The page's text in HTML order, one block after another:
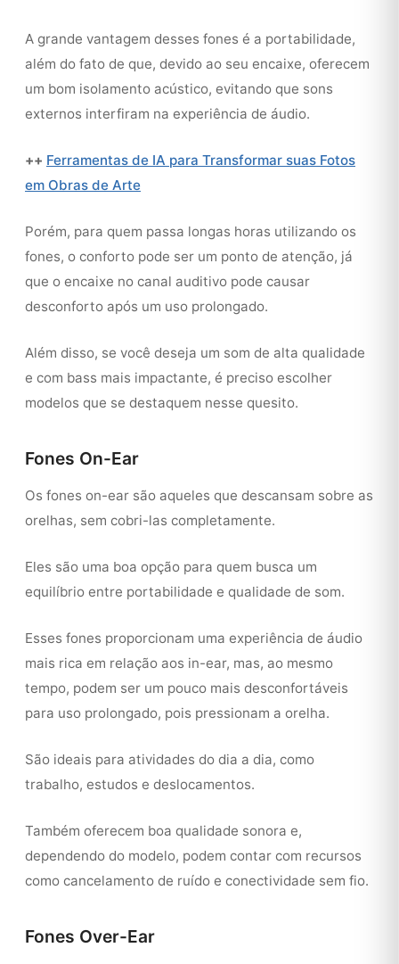
A grande vantagem desses fones é a portabilidade,
além do fato de que, devido ao seu encaixe, oferecem
um bom isolamento acústico, evitando que sons
externos interfiram na experiência de áudio.
++ Ferramentas de IA para Transformar suas Fotos
em Obras de Arte
Porém, para quem passa longas horas utilizando os
fones, o conforto pode ser um ponto de atenção, já
que o encaixe no canal auditivo pode causar
desconforto após um uso prolongado.
Além disso, se você deseja um som de alta qualidade
e com bass mais impactante, é preciso escolher
modelos que se destaquem nesse quesito.
Fones On-Ear
Os fones on-ear são aqueles que descansam sobre as
orelhas, sem cobri-las completamente.
Eles são uma boa opção para quem busca um
equilíbrio entre portabilidade e qualidade de som.
Esses fones proporcionam uma experiência de áudio
mais rica em relação aos in-ear, mas, ao mesmo
tempo, podem ser um pouco mais desconfortáveis
para uso prolongado, pois pressionam a orelha.
São ideais para atividades do dia a dia, como
trabalho, estudos e deslocamentos.
Também oferecem boa qualidade sonora e,
dependendo do modelo, podem contar com recursos
como cancelamento de ruído e conectividade sem fio.
Fones Over-Ear